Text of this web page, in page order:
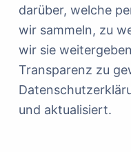
e
n
darüber, welche
wir sammeln, zu
wir sie
Transparenz zu
und aktualisiert.